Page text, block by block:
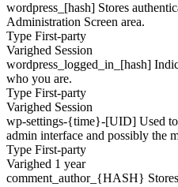
wordpress_[hash] Stores
Administration Screen area.
Type First-party
Varighed Session
wordpress_logged_in_[hash]
who you are.
Type First-party
Varighed Session
wp-settings-{time}-[UID] Used
admin interface and possibly the
Type First-party
Varighed 1 year
comment_author_{HASH}